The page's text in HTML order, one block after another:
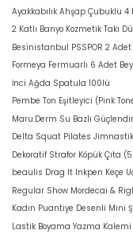
Ayakkabılık Ahşap Çubuklu 4
2 Katlı Banyo Kozmetik Takı
Besinistanbul PSSPOR 2
Formeya Fermuarlı 6 Adet
İnci Ağda Spatula 100lü
Pembe Ton Eşitleyici (Pink
Maru.Derm Su Bazlı
Delta Squat Pilates
Dekoratif Strafor Köpük Çıta (5
beaulis Drag It Inkpen Keçe
Regular Show Mordecai &
Kadın Puantiye Desenli Mini
Lastik Boyama Yazma Kalemi